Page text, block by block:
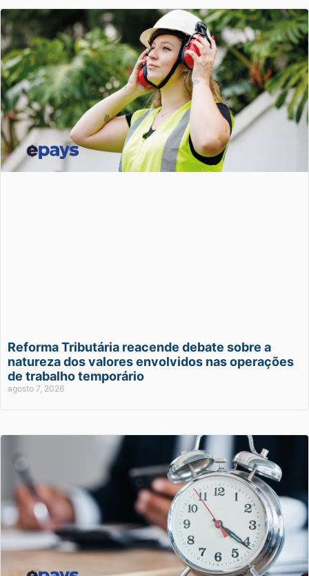
Reforma Tributária reacende debate sobre a
natureza dos valores envolvidos nas operações
de trabalho temporário
agosto 7, 2026